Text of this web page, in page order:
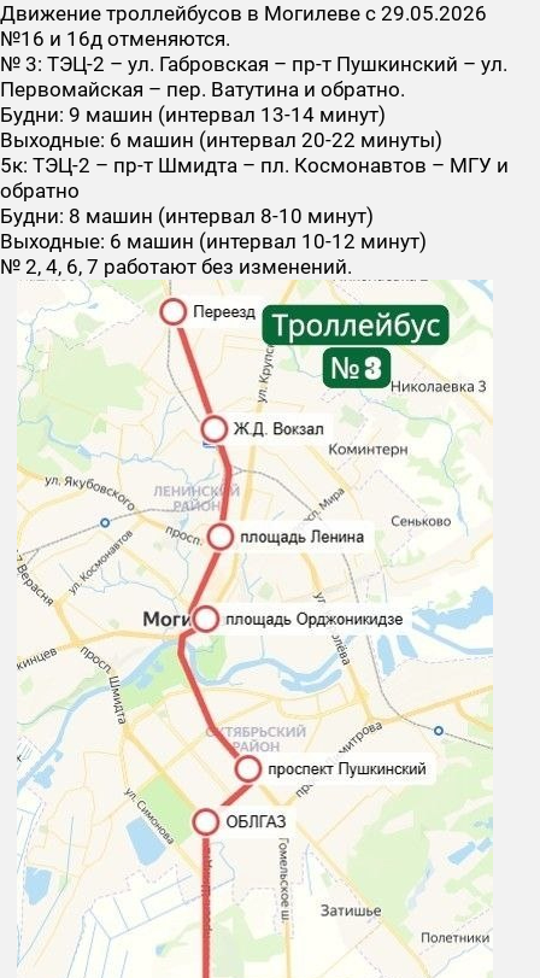
Движение троллейбусов в Могилеве с 29.05.2026
№16 и 16д отменяются.
№ 3: ТЭЦ-2 – ул. Габровская – пр-т Пушкинский – ул.
Первомайская – пер. Ватутина и обратно.
Будни: 9 машин (интервал 13-14 минут)
Выходные: 6 машин (интервал 20-22 минуты)
5к: ТЭЦ-2 – пр-т Шмидта – пл. Космонавтов – МГУ и
обратно
Будни: 8 машин (интервал 8-10 минут)
Выходные: 6 машин (интервал 10-12 минут)
№ 2, 4, 6, 7 работают без изменений.